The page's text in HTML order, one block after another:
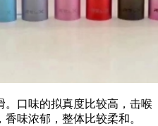
。口味的拟真度比较高，击喉
味浓郁，整体比较柔和。